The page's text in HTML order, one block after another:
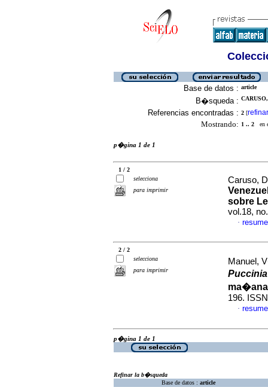
Base de datos : article
B�squeda :
Referencias encontradas : 2 [refinar
Mostrando: 1 .. 2 en
p�gina 1 de 1
1 / 2
selecciona
para imprimir
Caruso,
sobre
vol.18,
·
2 / 2
selecciona
para imprimir
Manuel,
ma�ana
196.
·
p�gina 1 de 1
Refinar la b�squeda
Base de datos : article